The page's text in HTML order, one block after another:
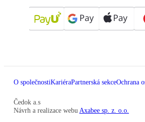
O společnostiKariéraPartnerská sekceOchrana
Čedok a.s
Návrh a realizace webu Axabee sp. z. o.o.